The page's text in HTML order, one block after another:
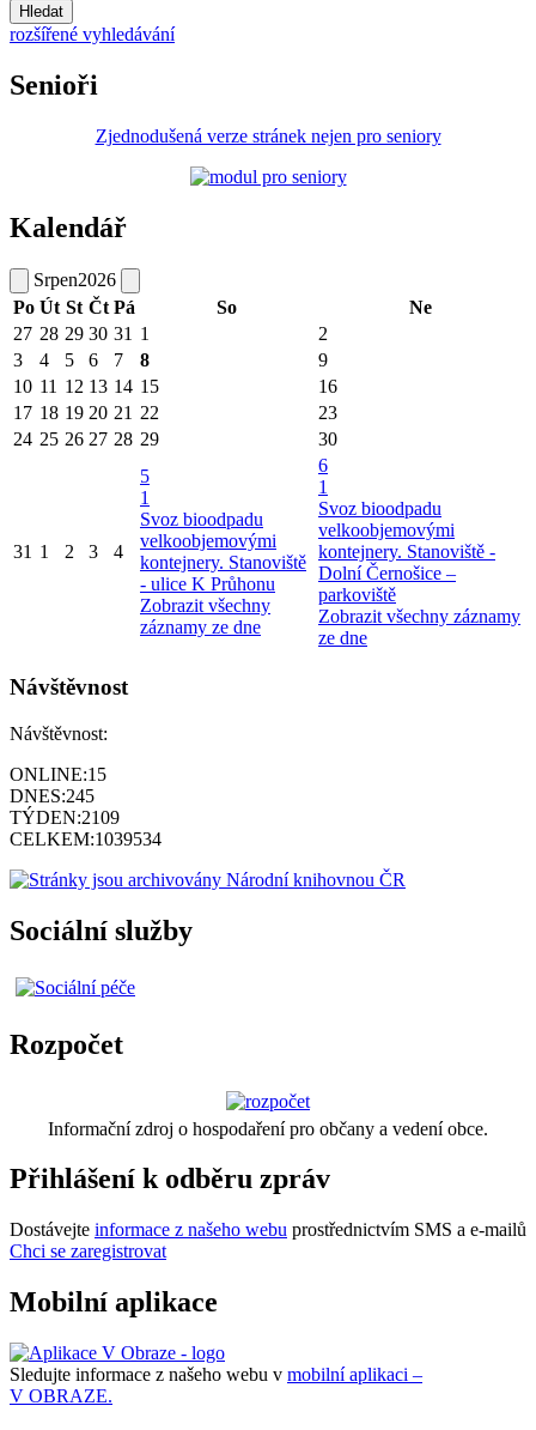
Hledat
rozšířené vyhledávání
Senioři
Zjednodušená verze stránek nejen pro seniory
Kalendář
Srpen2026
Po Út St Čt Pá So
Ne
27 28 29 30 31 1
2
3
4 5 6 7 8
9
10 11 12 13 14 15
16
17 18 19 20 21 22
23
24 25 26 27 28 29 30
31 1 2 3 4
5
1
Svoz bioodpadu
velkoobjemovými
kontejnery. Stanoviště
- ulice K Průhonu
Zobrazit všechny
záznamy ze dne
6
1
Svoz bioodpadu
velkoobjemovými
kontejnery. Stanoviště -
Dolní Černošice –
parkoviště
Zobrazit všechny záznamy
ze dne
Návštěvnost
Návštěvnost:
ONLINE:15
DNES:245
TÝDEN:2109
CELKEM:1039534
Sociální služby
Rozpočet
Informační zdroj o hospodaření pro občany a vedení obce.
Přihlášení k odběru zpráv
Dostávejte informace z našeho webu prostřednictvím SMS a e-mailů
Chci se zaregistrovat
Mobilní aplikace
Sledujte informace z našeho webu v mobilní aplikaci –
V OBRAZE.